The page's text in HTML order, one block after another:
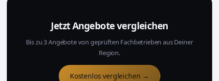
Jetzt Angebote vergleichen
Bis zu 3 Angebote von geprüften Fachbetrieben aus Deiner
Region.
Kostenlos vergleichen →